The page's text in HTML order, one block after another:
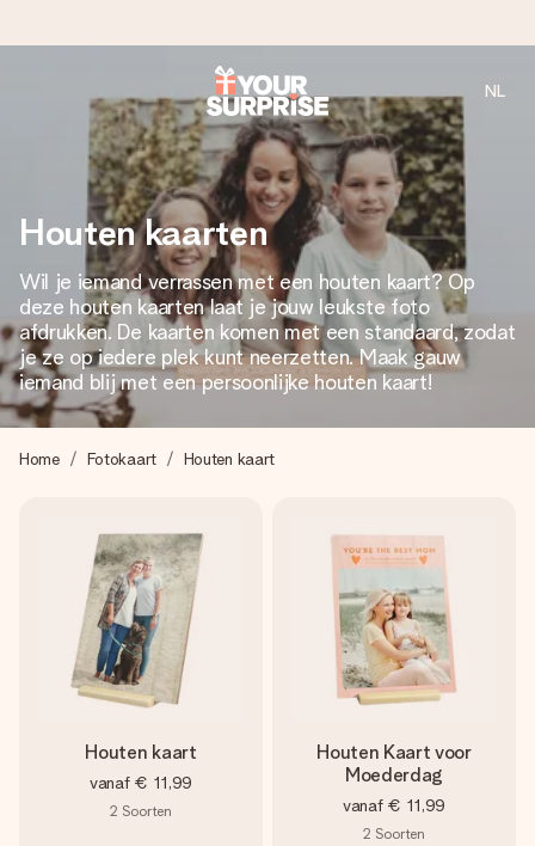
Voor 16:00 besteld, vandaag verzonden
We maken jouw cadeau met zorg en zorgen dat het
razendsnel onderweg is - zodat jij kunt geven op precies
het juiste moment, wanneer het het meeste betekent.
4,8 (gebaseerd op +8.000 reviews)
Onze cadeaus worden gewaardeerd. Klanten beoordelen
ons met een 4,7 op Google Reviews
jullie foto of een boodschap die raakt. Zonder gedoe, maar
met alle aandacht voor het moment.
NL
Houten kaarten
Wil je iemand verrassen met een houten kaart? Op
deze houten kaarten laat je jouw leukste foto
afdrukken. De kaarten komen met een standaard, zodat
je ze op iedere plek kunt neerzetten. Maak gauw
iemand blij met een persoonlijke houten kaart!
Home Fotokaart Houten kaart
Houten kaart
vanaf € 11,99
2 Soorten
Houten Kaart voor
Moederdag
vanaf € 11,99
2 Soorten